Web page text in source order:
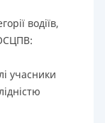
водіїв,
учасники